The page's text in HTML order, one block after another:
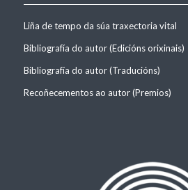
Liña de tempo da súa traxectoria vital
Bibliografía do autor (Edicións orixinais)
Bibliografía do autor (Traducións)
Recoñecementos ao autor (Premios)